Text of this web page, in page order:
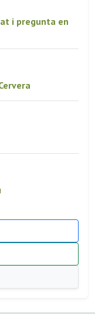
i pregunta en